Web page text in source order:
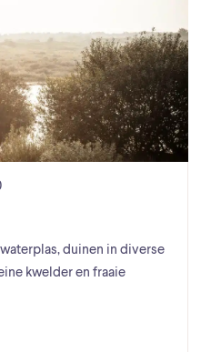
duinen in diverse
kwelder en fraaie